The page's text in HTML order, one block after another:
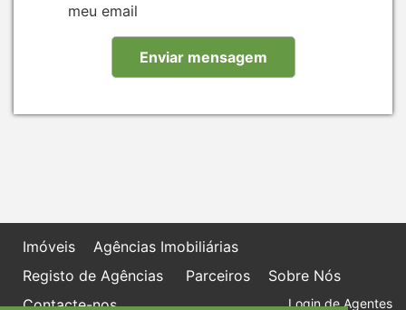
meu email
Imóveis
Agências Imobiliárias
Registo de Agências
Parceiros
Sobre Nós
Contacte-nos
Login de Agentes